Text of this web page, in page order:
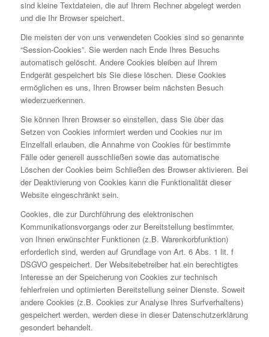
sind kleine Textdateien, die auf Ihrem Rechner abgelegt werden
und die Ihr Browser speichert.
Die meisten der von uns verwendeten Cookies sind so genannte
“Session-Cookies”. Sie werden nach Ende Ihres Besuchs
automatisch gelöscht. Andere Cookies bleiben auf Ihrem
Endgerät gespeichert bis Sie diese löschen. Diese Cookies
ermöglichen es uns, Ihren Browser beim nächsten Besuch
wiederzuerkennen.
Sie können Ihren Browser so einstellen, dass Sie über das
Setzen von Cookies informiert werden und Cookies nur im
Einzelfall erlauben, die Annahme von Cookies für bestimmte
Fälle oder generell ausschließen sowie das automatische
Löschen der Cookies beim Schließen des Browser aktivieren. Bei
der Deaktivierung von Cookies kann die Funktionalität dieser
Website eingeschränkt sein.
Cookies, die zur Durchführung des elektronischen
Kommunikationsvorgangs oder zur Bereitstellung bestimmter,
von Ihnen erwünschter Funktionen (z.B. Warenkorbfunktion)
erforderlich sind, werden auf Grundlage von Art. 6 Abs. 1 lit. f
DSGVO gespeichert. Der Websitebetreiber hat ein berechtigtes
Interesse an der Speicherung von Cookies zur technisch
fehlerfreien und optimierten Bereitstellung seiner Dienste. Soweit
andere Cookies (z.B. Cookies zur Analyse Ihres Surfverhaltens)
gespeichert werden, werden diese in dieser Datenschutzerklärung
gesondert behandelt.